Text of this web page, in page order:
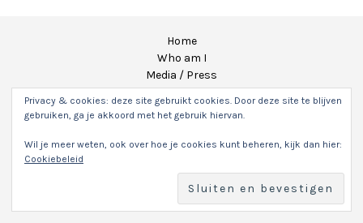
Home
Who am I
Media / Press
Contact
Samenwerken/collab
Privacyverklaring
Privacy & cookies: deze site gebruikt cookies. Door deze site te blijven
gebruiken, ga je akkoord met het gebruik hiervan.
Wil je meer weten, ook over hoe je cookies kunt beheren, kijk dan hier:
Cookiebeleid